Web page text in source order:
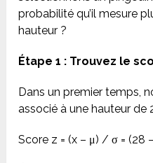
probabilité qu’il mesure
hauteur ?
Étape 1 : Trouvez le
Dans un premier temps,
associé à une hauteur de
Score z = (x – μ) / σ = (28